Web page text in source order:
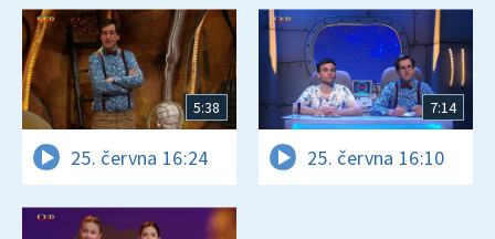
5:38
25. června 16:24
7:14
25. června 16:10